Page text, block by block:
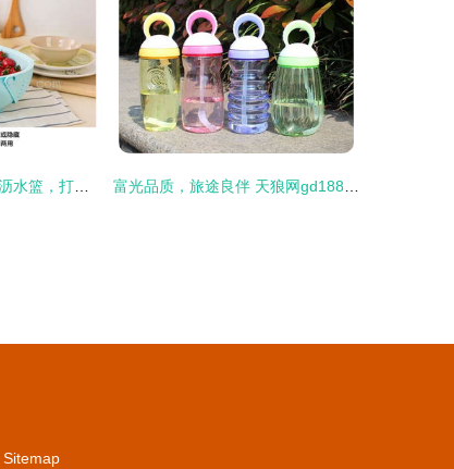
Sitemap